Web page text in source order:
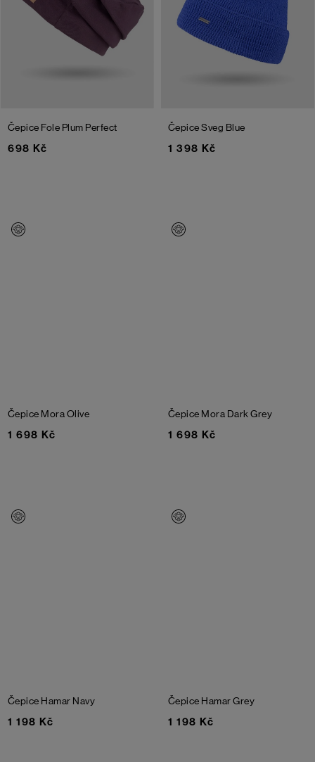
Čepice Fole Plum Perfect
698 Kč
Čepice Sveg Blue
1 398 Kč
Čepice MoraOlive
1 698 Kč
Čepice Mora Dark Grey
1 698 Kč
Čepice Hamar Navy
1 198 Kč
Čepice HamarGrey
1 198 Kč